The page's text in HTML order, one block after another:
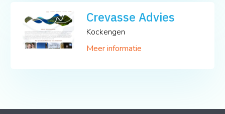
Crevasse Advies
Kockengen
Meer informatie